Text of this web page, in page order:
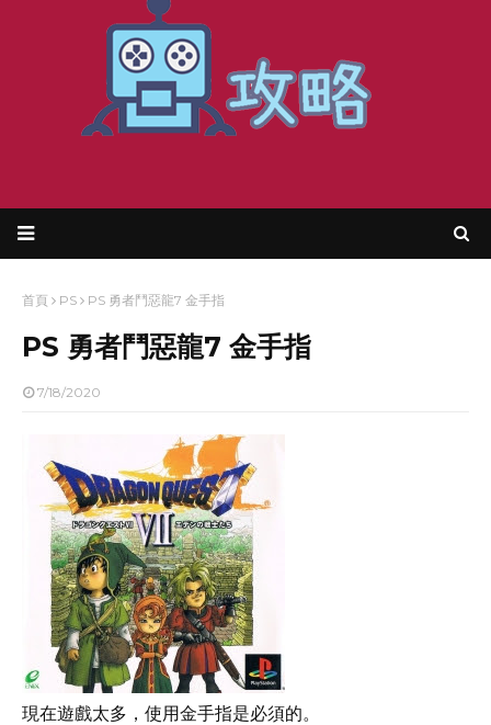
首頁 PS PS 勇者鬥惡龍7 金手指
PS 勇者鬥惡龍7 金手指
7/18/2020
現在遊戲太多，使用金手指是必須的。